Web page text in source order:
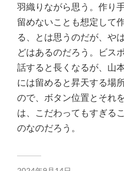
羽織りながら思う。作り
留めないことも想定して
る、とは思うのだが、や
どはあるのだろう。ビス
話すると長くなるが、山
には留めると昇天する場
ので、ボタン位置とそれ
は、こだわってもすぎる
のなのだろう。